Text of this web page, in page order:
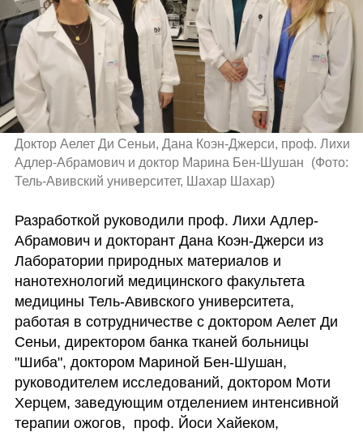
Доктор Аелет Ди Сеньи, Дана Коэн-Джерси, проф. Лихи
Адлер-Абрамович и доктор Марина Бен-Шушан
(Фото:
Тель-Авивский университет, Шахар Шахар)
Разработкой руководили проф. Лихи Адлер-
Абрамович и докторант Дана Коэн-Джерси из
Лаборатории природных материалов и
нанотехнологий медицинского факультета
медицины Тель-Авивского университета,
работая в сотрудничестве с доктором Аелет Ди
Сеньи, директором банка тканей больницы
"Шиба", доктором Мариной Бен-Шушан,
руководителем исследований, доктором Моти
Херцем, заведующим отделением интенсивной
терапии ожогов,  проф. Йоси Хайеком,